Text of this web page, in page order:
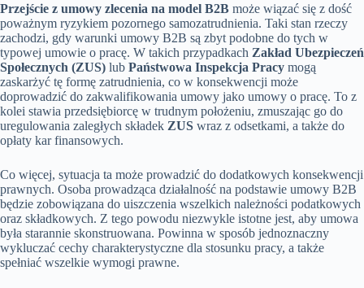
Przejście z umowy zlecenia na model B2B może wiązać się z dość
poważnym ryzykiem pozornego samozatrudnienia. Taki stan rzeczy
zachodzi, gdy warunki umowy B2B są zbyt podobne do tych w
typowej umowie o pracę. W takich przypadkach Zakład Ubezpieczeń
Społecznych (ZUS) lub Państwowa Inspekcja Pracy mogą
zaskarżyć tę formę zatrudnienia, co w konsekwencji może
doprowadzić do zakwalifikowania umowy jako umowy o pracę. To z
kolei stawia przedsiębiorcę w trudnym położeniu, zmuszając go do
uregulowania zaległych składek ZUS wraz z odsetkami, a także do
opłaty kar finansowych.
Co więcej, sytuacja ta może prowadzić do dodatkowych konsekwencji
prawnych. Osoba prowadząca działalność na podstawie umowy B2B
będzie zobowiązana do uiszczenia wszelkich należności podatkowych
oraz składkowych. Z tego powodu niezwykle istotne jest, aby umowa
była starannie skonstruowana. Powinna w sposób jednoznaczny
wykluczać cechy charakterystyczne dla stosunku pracy, a także
spełniać wszelkie wymogi prawne.